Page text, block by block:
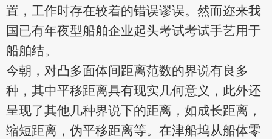
置，工作时存在较着的错误谬误。然而迩来我
国已有年夜型船舶企业起头考试考试手艺用于
船舶结。
今朝，对凸多面体间距离范数的界说有良多
种，其中平移距离具有现实几何意义，此外还
呈现了其他几种界说下的距离，如成长距离，
缩短距离，伪平移距离等。在津船坞从船体零